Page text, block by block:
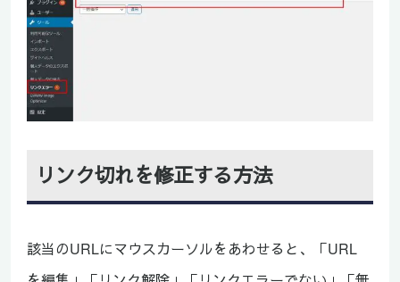
リンク切れを修正する方法
該当のURLにマウスカーソルをあわせると、「URL